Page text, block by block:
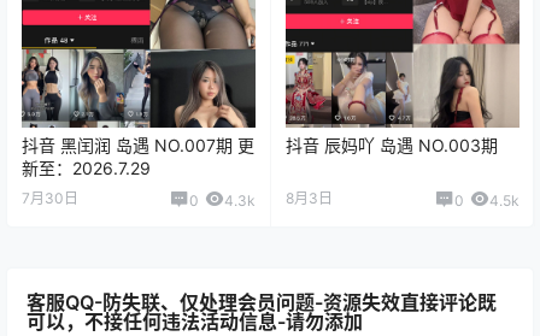
抖音 黑闰润 岛遇 NO.007期 更
新至：2026.7.29
7月30日 0 4.3k
抖音 辰妈吖 岛遇 NO.003期
8月3日 0 4.5k
客服QQ-防失联、仅处理会员问题-资源失效直接评论既
可以，不接任何违法活动信息-请勿添加